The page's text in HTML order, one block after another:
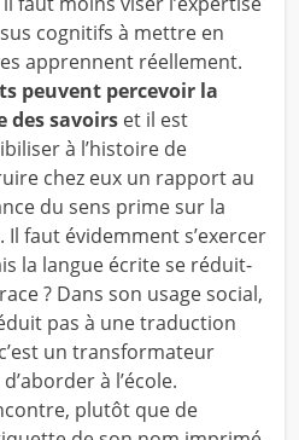
cognitifs à mettre en
apprennent réellement.
peuvent percevoir la
des savoirset il est
à l’histoire de
chez eux un rapport au
du sens prime sur la
faut évidemment s’exercer
la langue écrite se réduit-
? Dans son usage social,
pas à une traduction
un transformateur
à l’école.
plutôt que de